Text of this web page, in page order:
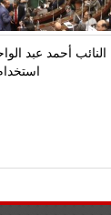
النائب أحمد عبد